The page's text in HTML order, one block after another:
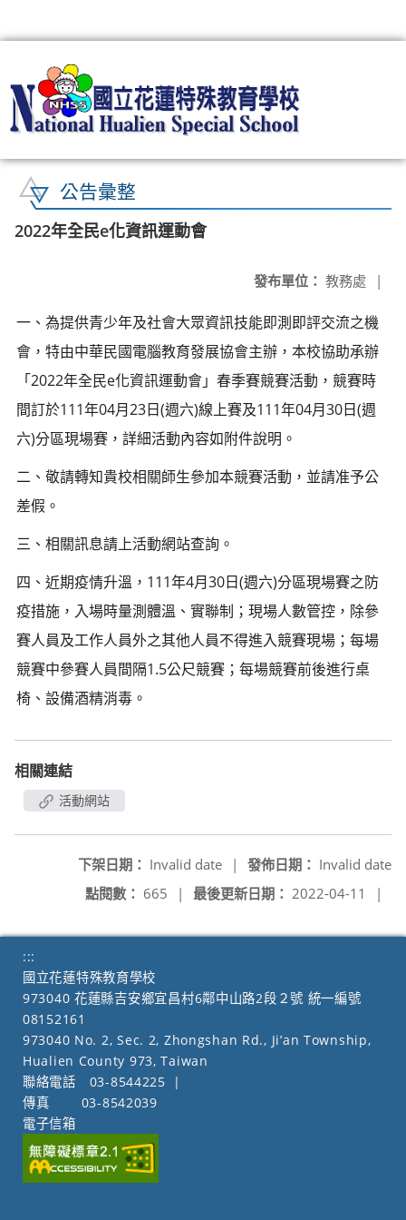
公告彙整
2022年全民e化資訊運動會
發布單位： 教務處 |
一、為提供青少年及社會大眾資訊技能即測即評交流之機
會，特由中華民國電腦教育發展協會主辦，本校協助承辦
「2022年全民e化資訊運動會」春季賽競賽活動，競賽時
間訂於111年04月23日(週六)線上賽及111年04月30日(週
六)分區現場賽，詳細活動內容如附件說明。
二、敬請轉知貴校相關師生參加本競賽活動，並請准予公
差假。
三、相關訊息請上活動網站查詢。
四、近期疫情升溫，111年4月30日(週六)分區現場賽之防
疫措施，入場時量測體溫、實聯制；現場人數管控，除參
賽人員及工作人員外之其他人員不得進入競賽現場；每場
競賽中參賽人員間隔1.5公尺競賽；每場競賽前後進行桌
椅、設備酒精消毒。
相關連結
活動網站
發佈日期： Invalid date
下架日期： Invalid date
|
最後更新日期： 2022-04-11 |
點閱數： 665 |
:::
國立花蓮特殊教育學校
973040 花蓮縣吉安鄉宜昌村6鄰中山路2段２號 統一編號
08152161
973040 No. 2, Sec. 2, Zhongshan Rd., Ji’an Township,
Hualien County 973, Taiwan
聯絡電話
03-8544225
|
傳真
03-8542039
電子信箱